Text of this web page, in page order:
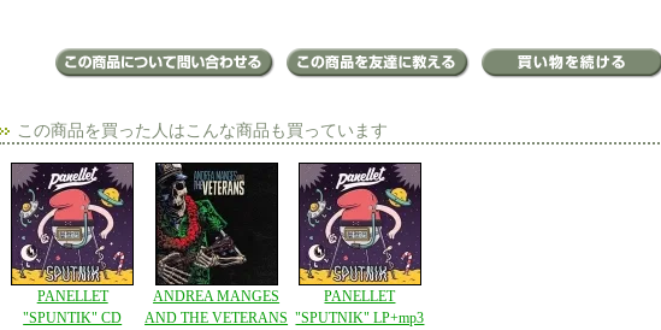
この商品を買った人はこんな商品も買っています
PANELLET
"SPUNTIK" CD
ANDREA MANGES
AND THE VETERANS
PANELLET
"SPUTNIK" LP+mp3